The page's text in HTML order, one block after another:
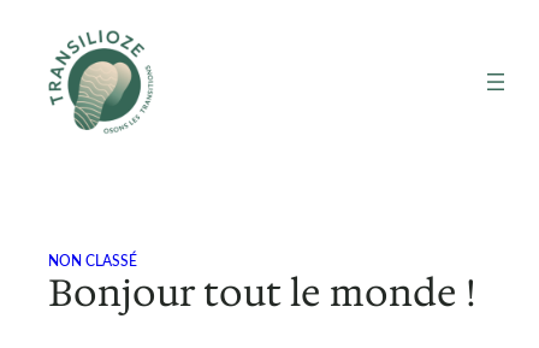
content
NON CLASSÉ
Bonjour tout le monde !